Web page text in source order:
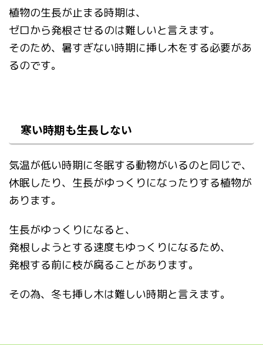
植物の生長が止まる時期は、
ゼロから発根させるのは難しいと言えます。
そのため、暑すぎない時期に挿し木をする必要があ
るのです。
寒い時期も生長しない
気温が低い時期に冬眠する動物がいるのと同じで、
休眠したり、生長がゆっくりになったりする植物が
あります。
生長がゆっくりになると、
発根しようとする速度もゆっくりになるため、
発根する前に枝が腐ることがあります。
その為、冬も挿し木は難しい時期と言えます。